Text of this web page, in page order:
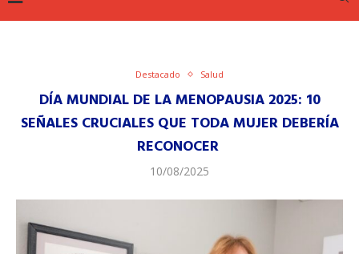
Destacado Salud
DÍA MUNDIAL DE LA MENOPAUSIA 2025: 10
SEÑALES CRUCIALES QUE TODA MUJER DEBERÍA
RECONOCER
10/08/2025